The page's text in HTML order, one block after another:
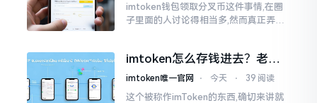
imtoken钱包领取分叉币这件事情,在圈
子里面的人讨论得相当多,然而真正弄明
imtoken怎么存钱进去？老玩
家教你把钱转进钱包
imtoken唯一官网 ⋅ 今天 ⋅ 39 阅读
这个被称作imToken的东西,确切来讲就